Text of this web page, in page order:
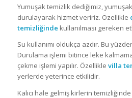
Yumuşak temizlik dediğimiz,
durulayarak hizmet veririz. Özellikle
temizliğinde kullanılması gereken
Su kullanımı oldukça azdır. Bu
Durulama işlemi bitince leke
çekme işlemi yapılır. Özellikle villa
yerlerde yeterince etkilidir.
Kalıcı hale gelmiş kirlerin